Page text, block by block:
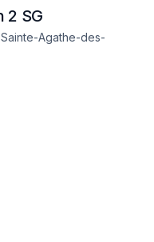
Confiez votre projet
2 SG
Agathe-des-